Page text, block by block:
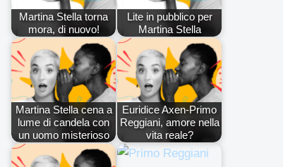
Martina Stella torna
mora, di nuovo!
Lite in pubblico per
Martina Stella
Martina Stella cena a
lume di candela con
un uomo misterioso
Euridice Axen-Primo
Reggiani, amore nella
vita reale?